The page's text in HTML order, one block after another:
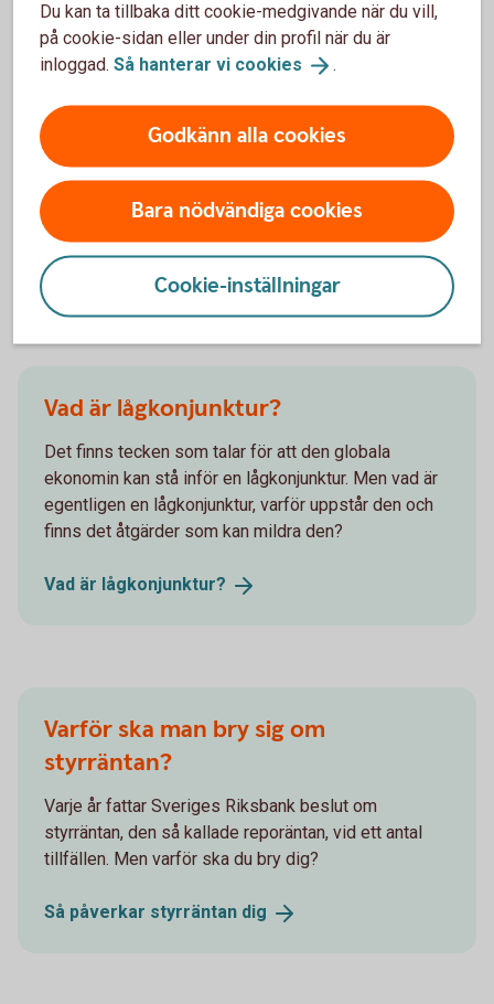
på en samhällsnivå kan det på sikt leda till hög
inflation och dyrare varor och tjänster. Ett sådant
förhöjt kostnadsläge kan i förlängningen innebära
tvingas avskeda. Om fler blir arbetslösa minskar
den sammanlagda konsumtionen i landet och
tillväxten minskar, vilket ytterligare kan spä på den
negativa utvecklingen. Så att hålla inflationen i
schack, är en delikat balansgång.
Andra läser också
Vad är lågkonjunktur?
Det finns tecken som talar för att den globala
ekonomin kan stå inför en lågkonjunktur. Men vad är
egentligen en lågkonjunktur, varför uppstår den och
finns det åtgärder som kan mildra den?
Vad är lågkonjunktur?
Varför ska man bry sig om
styrräntan?
Varje år fattar Sveriges Riksbank beslut om
styrräntan, den så kallade reporäntan, vid ett antal
tillfällen. Men varför ska du bry dig?
Så påverkar styrräntan dig
Du kan ta tillbaka ditt cookie-medgivande när du vill,
på cookie-sidan eller under din profil när du är
inloggad. Så hanterar vi cookies .
Godkänn alla cookies
Bara nödvändiga cookies
Cookie-inställningar